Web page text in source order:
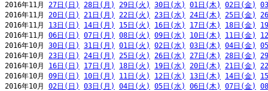
2016年11月 27日(日) 28日(月) 29日(火) 30日(水) 01日(木) 02日(金)
2016年11月 20日(日) 21日(月) 22日(火) 23日(水) 24日(木) 25日(金)
2016年11月 13日(日) 14日(月) 15日(火) 16日(水) 17日(木) 18日(金)
2016年11月 06日(日) 07日(月) 08日(火) 09日(水) 10日(木) 11日(金)
2016年10月 30日(日) 31日(月) 01日(火) 02日(水) 03日(木) 04日(金)
2016年10月 23日(日) 24日(月) 25日(火) 26日(水) 27日(木) 28日(金)
2016年10月 16日(日) 17日(月) 18日(火) 19日(水) 20日(木) 21日(金)
2016年10月 09日(日) 10日(月) 11日(火) 12日(水) 13日(木) 14日(金)
2016年10月 02日(日) 03日(月) 04日(火) 05日(水) 06日(木) 07日(金)